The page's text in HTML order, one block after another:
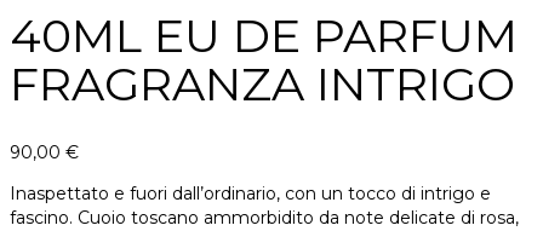
40ML EU DE PARFUM
FRAGRANZA INTRIGO
90,00 €
Inaspettato e fuori dall’ordinario, con un tocco di intrigo e
fascino. Cuoio toscano ammorbidito da note delicate di rosa,